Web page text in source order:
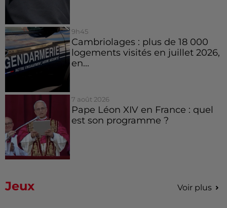
9h45
Cambriolages : plus de 18 000
logements visités en juillet 2026,
en...
7 août 2026
Pape Léon XIV en France : quel
est son programme ?
Jeux Voir plus